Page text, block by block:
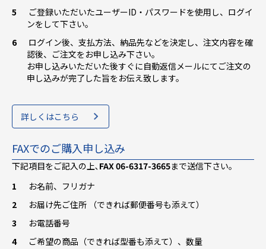
ご登録いただいたユーザーID・パスワードを使用し、ログイ
ンをして下さい。
ログイン後、支払方法、納品先などを決定し、注文内容を確
認後、ご注文をお申し込み下さい。
お申し込みいただいた後すぐに自動返信メールにてご注文の
申し込みが完了した旨をお伝え致します。
詳しくはこちら
FAXでのご購入申し込み
下記項目をご記入の上､ FAX 06-6317-3665まで送信下さい。
お名前、フリガナ
お届け先ご住所 （できれば郵便番号も添えて）
お電話番号
ご希望の商品（できれば型番も添えて）、数量